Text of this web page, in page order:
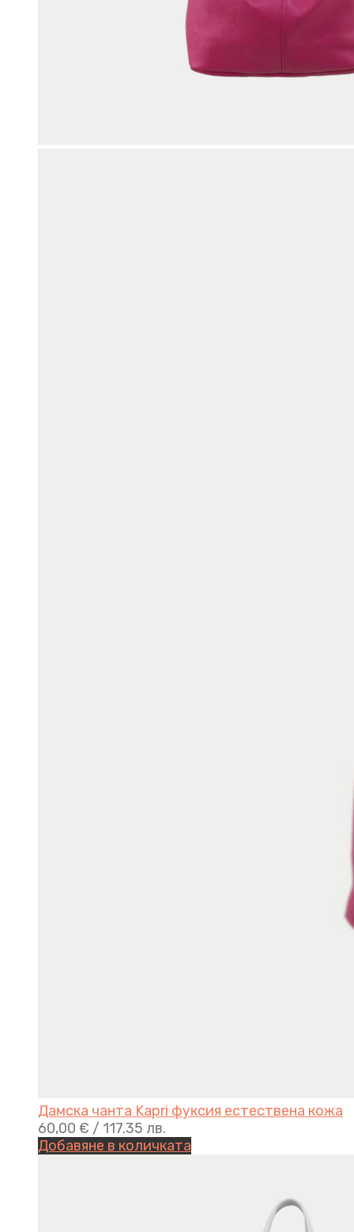
Дамска чанта Kapri фуксия естествена кожа
60,00 € / 117.35 лв.
Добавяне в количката